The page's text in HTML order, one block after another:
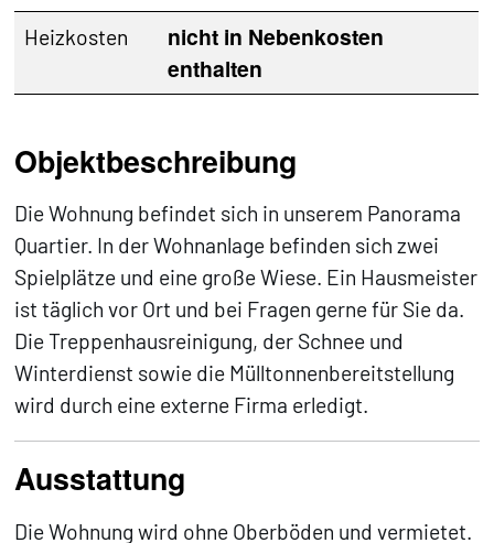
Heizkosten
nicht in Nebenkosten
enthalten
Objektbeschreibung
Die Wohnung befindet sich in unserem Panorama
Quartier. In der Wohnanlage befinden sich zwei
Spielplätze und eine große Wiese. Ein Hausmeister
ist täglich vor Ort und bei Fragen gerne für Sie da.
Die Treppenhausreinigung, der Schnee und
Winterdienst sowie die Mülltonnenbereitstellung
wird durch eine externe Firma erledigt.
Ausstattung
Die Wohnung wird ohne Oberböden und vermietet.